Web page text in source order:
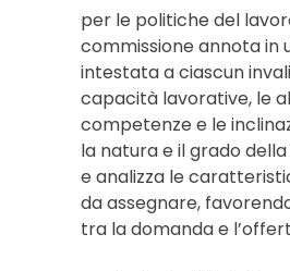
per le politiche del
commissione annota in
intestata a ciascun
capacità lavorative, le
competenze e le
la natura e il grado
e analizza le
da assegnare,
tra la domanda e